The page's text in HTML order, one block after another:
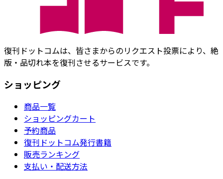
復刊ドットコムは、皆さまからのリクエスト投票により、絶
版・品切れ本を復刊させるサービスです。
ショッピング
商品一覧
ショッピングカート
予約商品
復刊ドットコム発行書籍
販売ランキング
支払い・配送方法